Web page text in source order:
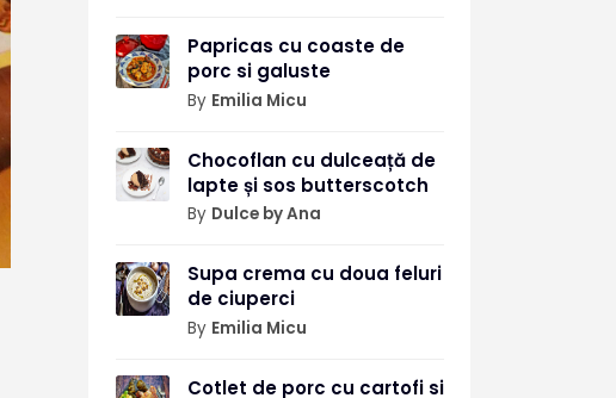
Papricas cu coaste de
porc si galuste
By Emilia Micu
Chocoflan cu dulceață de
lapte și sos butterscotch
By Dulce by Ana
Supa crema cu doua feluri
de ciuperci
By Emilia Micu
Cotlet de porc cu cartofi si